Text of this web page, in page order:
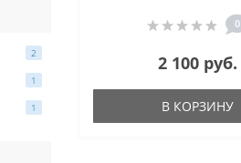
2
1
1
0
2 100 руб.
В КОРЗИНУ